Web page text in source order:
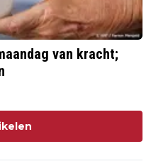
van kracht;